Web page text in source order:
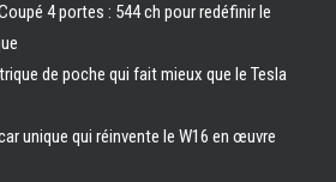
4 portes : 544 ch pour redéfinir le
de poche qui fait mieux que le Tesla
unique qui réinvente le W16 en œuvre